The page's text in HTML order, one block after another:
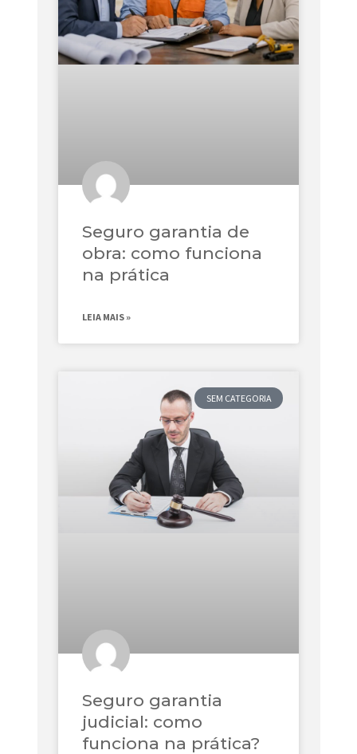
Seguro garantia de
obra: como funciona
na prática
LEIA MAIS »
SEM CATEGORIA
Seguro garantia
judicial: como
funciona na prática?